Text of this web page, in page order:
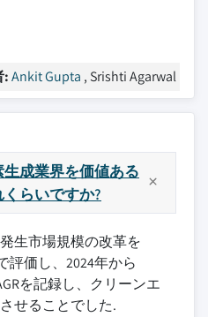
:Ankit Gupta , Srishti Agarwal
成業界を価値ある
らいですか?
生市場規模の改革を
評価し、2024年から
を記録し、クリーンエ
せることでした.